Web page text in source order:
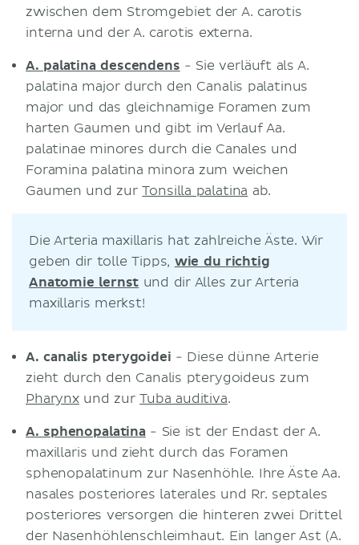
zwischen dem Stromgebiet der A. carotis
interna und der A. carotis externa.
A. palatina descendens - Sie verläuft als A.
palatina major durch den Canalis palatinus
major und das gleichnamige Foramen zum
harten Gaumen und gibt im Verlauf Aa.
palatinae minores durch die Canales und
Foramina palatina minora zum weichen
Gaumen und zurTonsilla palatina ab.
Die Arteria maxillaris hat zahlreiche Äste. Wir
geben dir tolle Tipps, wie du richtig
Anatomie lernst und dir Alles zur Arteria
maxillaris merkst!
A. canalis pterygoidei - Diese dünne Arterie
zieht durch den Canalis pterygoideus zum
Pharynxund zurTuba auditiva.
A. sphenopalatina - Sie ist der Endast der A.
maxillaris und zieht durch das Foramen
sphenopalatinum zur Nasenhöhle. Ihre Äste Aa.
nasales posteriores laterales und Rr. septales
posteriores versorgen die hinteren zwei Drittel
der Nasenhöhlenschleimhaut. Ein langer Ast (A.